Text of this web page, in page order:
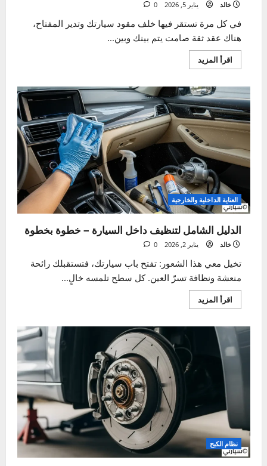
السلامة
كيف يؤثر تآكل الفرامل على سلامة القيادة
خالد يناير 5, 2026 0
في كل مرة تستقر فيها خلف مقود سيارتك وتدير المفتاح،
هناك عقد ثقة صامت يتم بينك وبين...
اقرأ المزيداقرأ
المزيد
عن
كيف
يؤثر
تآكل
الفرامل
على
سلامة
العناية الداخلية والخارجية
الدليل الشامل لتنظيف داخل السيارة – خطوة بخطوة
0
تخيل معي هذا الشعور: تفتح باب سيارتك، فتستقبلك رائحة
منعشة ونظافة تسرّ العين. كل سطح تلمسه خالٍ...
اقرأ المزيد
المزيد
عن
الدليل
الشامل
لتنظيف
داخل
السيارة